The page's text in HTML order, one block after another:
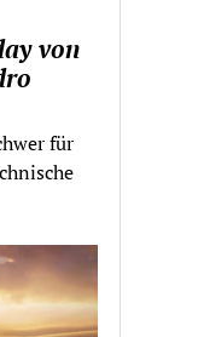
von
für